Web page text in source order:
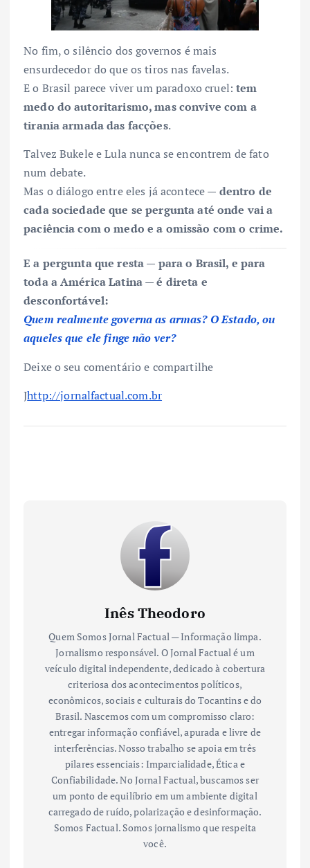
No fim, o silêncio dos governos é mais
ensurdecedor do que os tiros nas favelas.
E o Brasil parece viver um paradoxo cruel:tem
medo do autoritarismo, mas convive com a
tirania armada das facções.
Talvez Bukele e Lula nunca se encontrem de fato
num debate.
Mas o diálogo entre eles já acontece — dentro de
cada sociedade que se pergunta até onde vai a
paciência com o medo e a omissão com o crime.
E a pergunta que resta — para o Brasil, e para
toda a América Latina — é direta e
desconfortável:
Quem realmente governa as armas? O Estado, ou
aqueles que ele finge não ver?
Deixe o seu comentário e compartilhe
Jhttp://jornalfactual.com.br
Inês Theodoro
Quem Somos Jornal Factual — Informação limpa.
Jornalismo responsável. O Jornal Factual é um
veículo digital independente, dedicado à cobertura
criteriosa dos acontecimentos políticos,
econômicos, sociais e culturais do Tocantins e do
Brasil. Nascemos com um compromisso claro:
entregar informação confiável, apurada e livre de
interferências. Nosso trabalho se apoia em três
pilares essenciais: Imparcialidade, Ética e
Confiabilidade. No Jornal Factual, buscamos ser
um ponto de equilíbrio em um ambiente digital
carregado de ruído, polarização e desinformação.
Somos Factual. Somos jornalismo que respeita
você.